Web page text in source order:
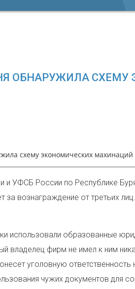
ОБНАРУЖИЛА
схему экономических махинаций
и УФСБ России по Республике
за вознаграждение от третьих
использовали образованные
владелец фирм не имел к ним
уголовную ответственность
чужих документов для